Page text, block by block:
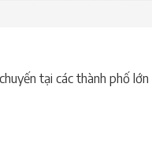
tại các thành phố